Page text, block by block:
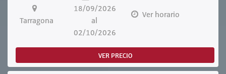
Tarragona
18/09/2026
al
02/10/2026
Ver horario
VER PRECIO